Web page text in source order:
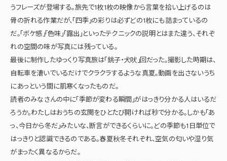
うフレーズが登場する。旅先で1枚1枚の映像から言葉を拾い上げるのは
骨の折れる作業だが、「四季」の彩りは必ずどの1枚にも詰まっているの
だ。「ボケ感」「色味」「露出」といったテクニックの説明とはまた違う、それぞ
れの空間の味が写真には残っている。
最後に制作したゆっくり写真旅は「銚子・犬吠」回だった。撮影した時期は、
自転車を漕いでいるだけでクラクラするような真夏。動画を出さないうち
にあっという間に肌寒くなったものだ。
読者のみなさんの中に「季節が変わる瞬間」がはっきり分かる人はいるだ
ろうか。わたしはおうちの玄関をひとたび開ければ秒で分かる。しかも「あ
っ、今日から冬だ」みたいな、断言ができるくらいに。どの季節も1日単位で
はっきりと認識できるのである。春夏秋冬それぞれ、空気の匂いや湿り気
がまったく異なるからだ。